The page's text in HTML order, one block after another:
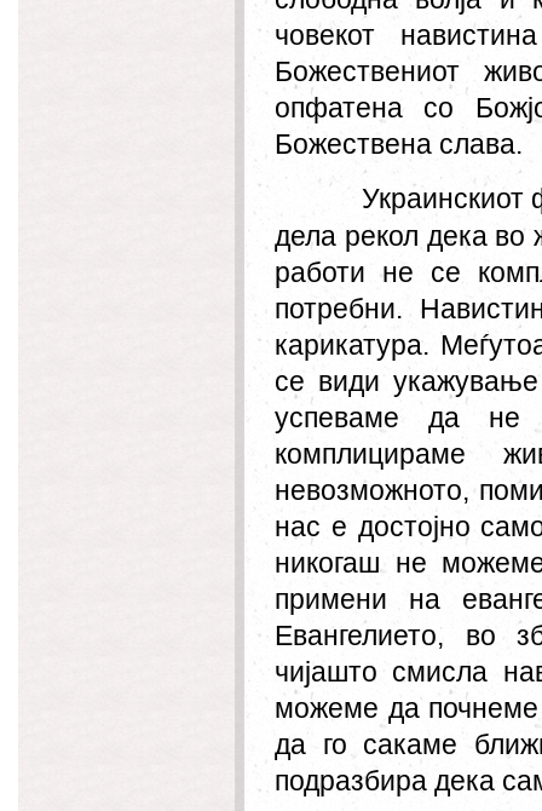
човекот
Божествениот
опфатена со
Божествена слава.
Украинскиот
дела рекол дека во
работи не се
потребни.
карикатура.
се види
успеваме да не
комплицираме
невозможното,
нас е достојно
никогаш не
примени на
Евангелието, во
чијашто смисла на
можеме да почнеме
да го сакаме
подразбира дека